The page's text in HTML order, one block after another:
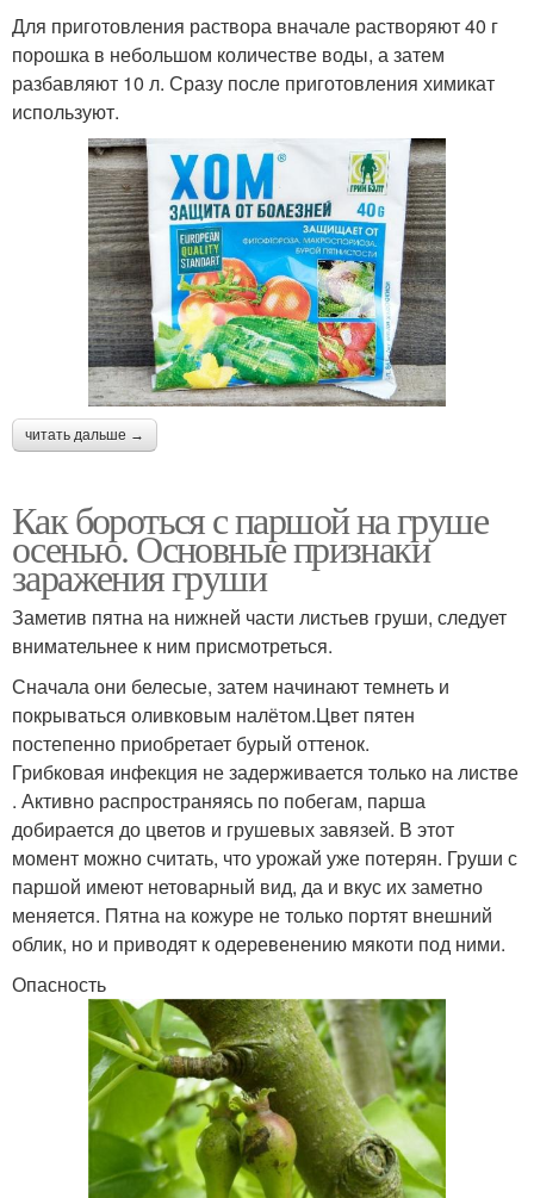
Для приготовления раствора вначале растворяют 40 г
порошка в небольшом количестве воды, а затем
разбавляют 10 л. Сразу после приготовления химикат
используют.
читать дальше →
Как бороться с паршой на груше
осенью. Основные признаки
заражения груши
Заметив пятна на нижней части листьев груши, следует
внимательнее к ним присмотреться.
Сначала они белесые, затем начинают темнеть и
покрываться оливковым налётом.Цвет пятен
постепенно приобретает бурый оттенок.
Грибковая инфекция не задерживается только на листве
. Активно распространяясь по побегам, парша
добирается до цветов и грушевых завязей. В этот
момент можно считать, что урожай уже потерян. Груши с
паршой имеют нетоварный вид, да и вкус их заметно
меняется. Пятна на кожуре не только портят внешний
облик, но и приводят к одеревенению мякоти под ними.
Опасность